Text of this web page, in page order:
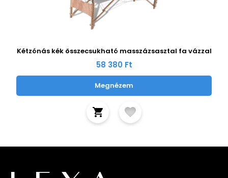
Kétzónás kék összecsukható masszázsasztal fa vázzal
58 380 Ft
Megnézem